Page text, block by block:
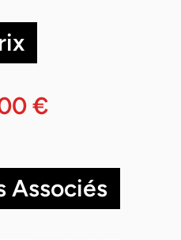
€
Associés